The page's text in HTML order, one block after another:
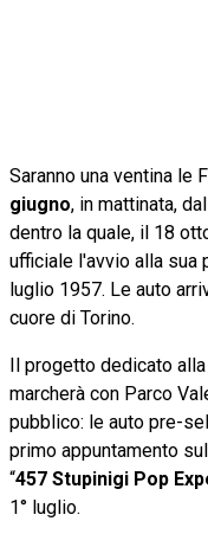
Saranno una ventina le
giugno, in mattinata,
dentro la quale, il 18
ufficiale l'avvio alla sua
luglio 1957. Le auto
cuore di Torino.
Il progetto dedicato
marcherà con Parco
pubblico: le auto pre-
primo appuntamento
“457 Stupinigi Pop
1° luglio.